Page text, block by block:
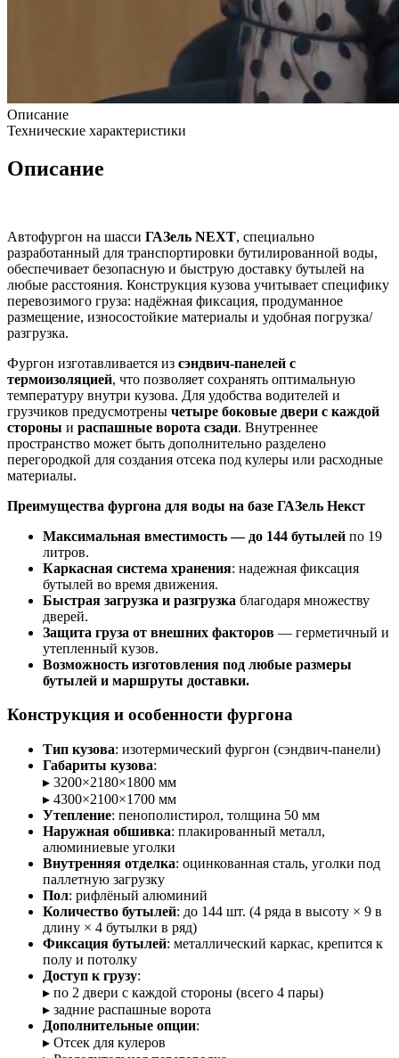
Описание
Технические характеристики
Описание
Автофургон на шасси ГАЗель NEXT, специально
разработанный для транспортировки бутилированной воды,
обеспечивает безопасную и быструю доставку бутылей на
любые расстояния. Конструкция кузова учитывает специфику
перевозимого груза: надёжная фиксация, продуманное
размещение, износостойкие материалы и удобная погрузка/
разгрузка.
Фургон изготавливается из сэндвич-панелей с
термоизоляцией, что позволяет сохранять оптимальную
температуру внутри кузова. Для удобства водителей и
грузчиков предусмотрены четыре боковые двери с каждой
стороны и распашные ворота сзади. Внутреннее
пространство может быть дополнительно разделено
перегородкой для создания отсека под кулеры или расходные
материалы.
Преимущества фургона для воды на базе ГАЗель Некст
Максимальная вместимость — до 144 бутылей по 19
литров.
Каркасная система хранения: надежная фиксация
бутылей во время движения.
Быстрая загрузка и разгрузка благодаря множеству
дверей.
Защита груза от внешних факторов — герметичный и
утепленный кузов.
Возможность изготовления под любые размеры
бутылей и маршруты доставки.
Конструкция и особенности фургона
Тип кузова: изотермический фургон (сэндвич-панели)
Габариты кузова:
▸ 3200×2180×1800 мм
▸ 4300×2100×1700 мм
Утепление: пенополистирол, толщина 50 мм
Наружная обшивка: плакированный металл,
алюминиевые уголки
Внутренняя отделка: оцинкованная сталь, уголки под
паллетную загрузку
Пол: рифлёный алюминий
Количество бутылей: до 144 шт. (4 ряда в высоту × 9 в
длину × 4 бутылки в ряд)
Фиксация бутылей: металлический каркас, крепится к
полу и потолку
Доступ к грузу:
▸ по 2 двери с каждой стороны (всего 4 пары)
▸ задние распашные ворота
Дополнительные опции:
▸ Отсек для кулеров